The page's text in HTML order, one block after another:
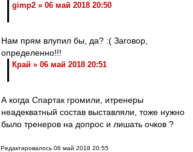
gimp2 » 06 май 2018 20:50
Нам прям влупил бы, да? :( Заговор,
определенно!!!
Край » 06 май 2018 20:51
А когда Спартак громили, итренеры
неадекватный состав выставляли, тоже нужно
было тренеров на допрос и лишать очков ?
Редактировалось 06 май 2018 20:55